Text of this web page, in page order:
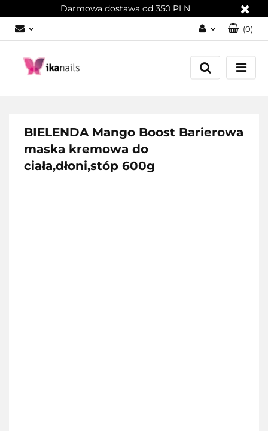
Darmowa dostawa od 350 PLN
Zaloguj się
Załóż konto
(0)
BIELENDA Mango Boost Barierowa
maska kremowa do
ciała,dłoni,stóp 600g